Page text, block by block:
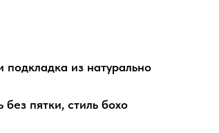
подкладка из натурально
пятки, стиль бохо